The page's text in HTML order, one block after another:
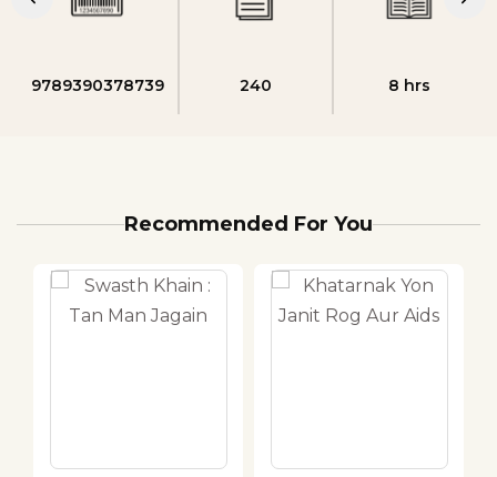
9789390378739 240 8 hrs
Recommended For You